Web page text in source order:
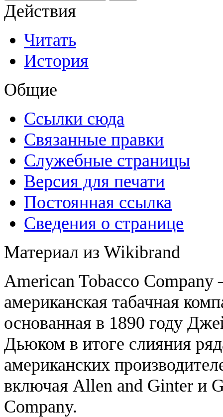
Действия
Читать
История
Общие
Ссылки сюда
Связанные правки
Служебные страницы
Версия для печати
Постоянная ссылка
Сведения о странице
Материал из Wikibrand
American Tobacco
американская табачная
основанная в 1890 году
Дьюком в итоге слияния
американских
включая Allen and Ginter и
Company.